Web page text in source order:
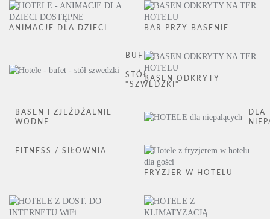
ANIMACJE DLA DZIECI BAR PRZY BASENIE
BUFET
-
STÓŁ
"SZWEDZKI"
BASEN ODKRYTY
BASEN I ZJEŻDŻALNIE
WODNE
DLA
FITNESS / SIŁOWNIA
FRYZJER W HOTELU